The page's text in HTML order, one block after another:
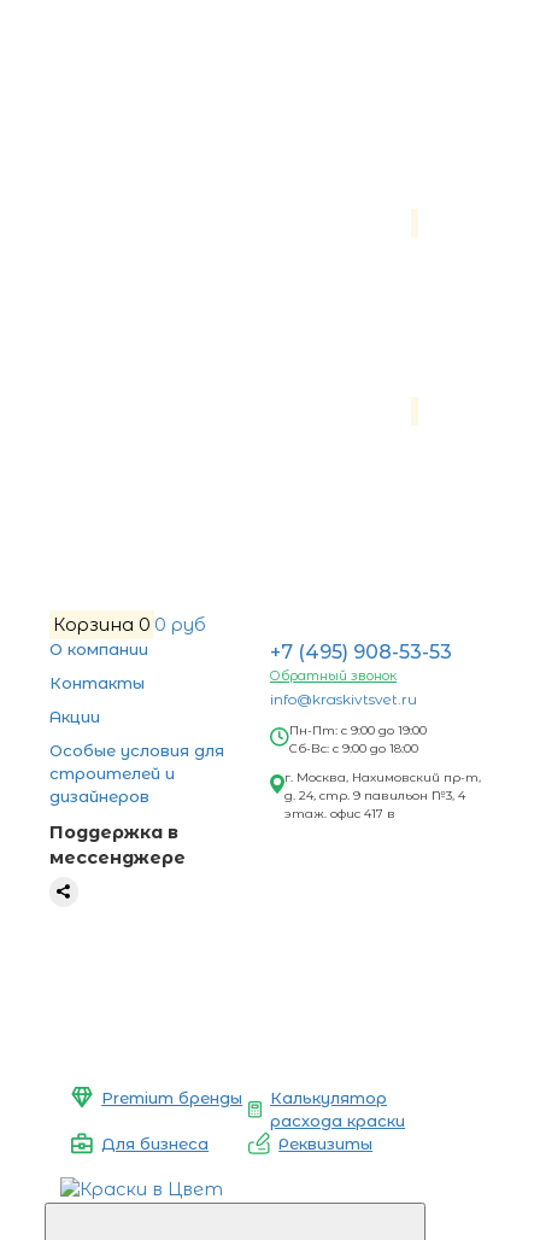
Корзина 0 0 руб
О компании
Контакты
Акции
Особые условия для
строителей и
дизайнеров
Поддержка в
мессенджере
+7 (495) 908-53-53
Обратный звонок
info@kraskivtsvet.ru
Пн-Пт: с 9:00 до 19:00
Сб-Вс: с 9:00 до 18:00
г. Москва, Нахимовский пр-т,
д. 24, стр. 9 павильон №3, 4
этаж. офис 417 в
Premium бренды
Калькулятор
расхода краски
Для бизнеса
Реквизиты